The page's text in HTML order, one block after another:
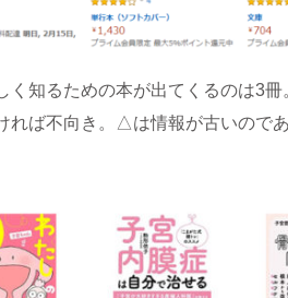
く知るための本が出てくるのは3
れば不向き。△は情報が古いので